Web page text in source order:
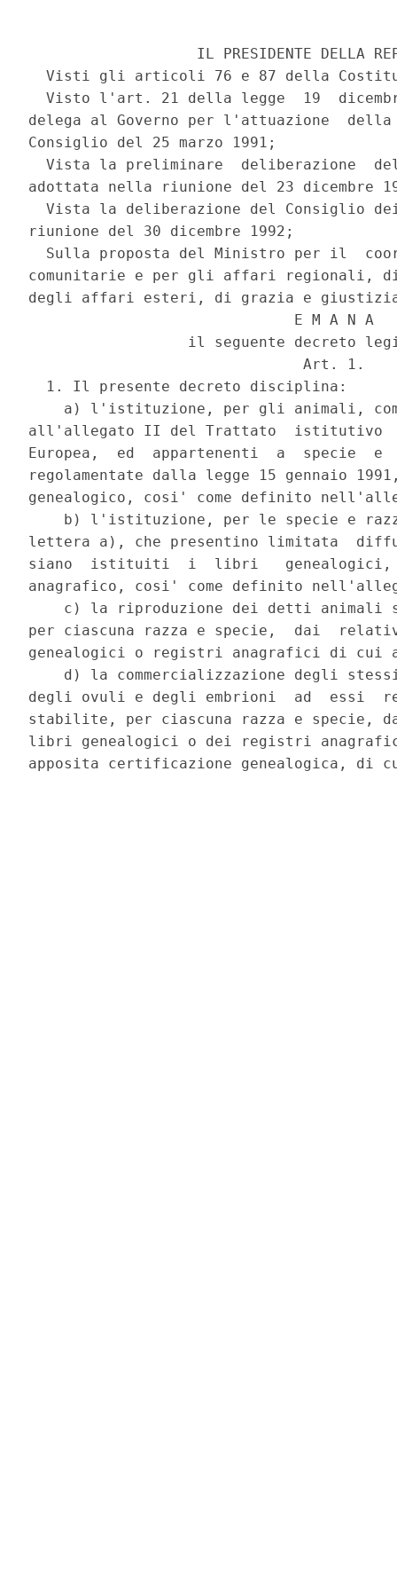
IL PRESIDENTE DELLA
Visti gli articoli 76 e 87 della
Visto l'art. 21 della legge  19
delega al Governo per l'attuazione
Consiglio del 25 marzo 1991;
Vista la preliminare  deliberazione
adottata nella riunione del 23 dicembre
Vista la deliberazione del Consiglio
riunione del 30 dicembre 1992;
Sulla proposta del Ministro per il
comunitarie e per gli affari regionali,
degli affari esteri, di grazia e
                              E M A N A
il seguente decreto
                               Art. 1.
  1. Il presente decreto disciplina:
a) l'istituzione, per gli animali,
all'allegato II del Trattato  istitutivo
Europea,  ed  appartenenti  a  specie
regolamentate dalla legge 15 gennaio
genealogico, cosi' come definito
b) l'istituzione, per le specie e
lettera a), che presentino limitata
siano  istituiti  i  libri   genealogici,
anagrafico, cosi' come definito
c) la riproduzione dei detti animali
per ciascuna razza e specie,  dai
genealogici o registri anagrafici di cui
d) la commercializzazione degli
degli ovuli e degli embrioni  ad  essi
stabilite, per ciascuna razza e
libri genealogici o dei registri